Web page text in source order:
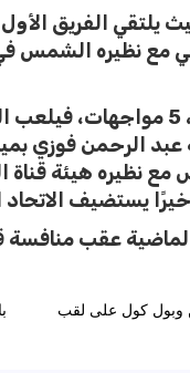
لقاءات، حيث يلتقي
نظيره الشمس في
ويقام أيضًا بنفس التوقيت،
عبد الرحمن فوزي
مع نظيره هيئة
يستضيف
عقب منافسة
وبول كول على لقب